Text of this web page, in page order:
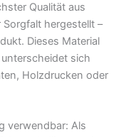
Qualität aus
hergestellt –
Dieses Material
sich
Holzdrucken oder
verwendbar: Als